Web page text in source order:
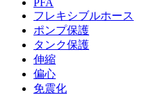
フレキシブルホース
ポンプ保護
タンク保護
伸縮
偏心
免震化